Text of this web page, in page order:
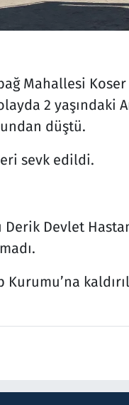
Mahallesi
2 yaşındaki
düştü.
sevk edildi.
Derik Devlet